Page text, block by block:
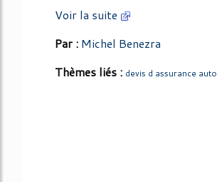
Voir la suite
Par : Michel Benezra
Thèmes liés : devis d assurance